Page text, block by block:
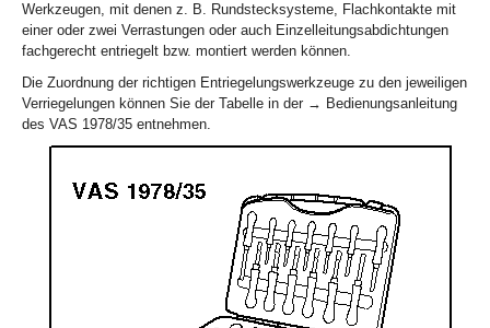
Werkzeugen, mit denen z. B. Rundstecksysteme, Flachkontakte mit
einer oder zwei Verrastungen oder auch Einzelleitungsabdichtungen
fachgerecht entriegelt bzw. montiert werden können.
Die Zuordnung der richtigen Entriegelungswerkzeuge zu den jeweiligen
Verriegelungen können Sie der Tabelle in der → Bedienungsanleitung
des VAS 1978/35 entnehmen.